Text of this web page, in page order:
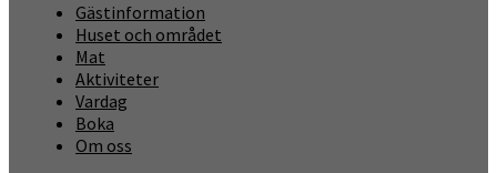
Gästinformation
Huset och området
Mat
Aktiviteter
Vardag
Boka
Om oss